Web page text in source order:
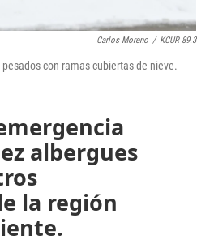
Carlos Moreno / KCUR 89.3
con ramas cubiertas de nieve.
albergues
la región